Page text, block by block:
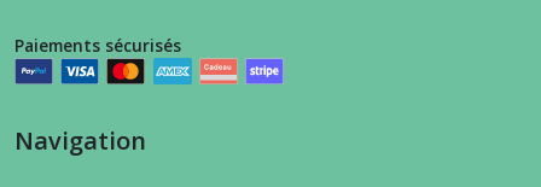
Paiements sécurisés
Navigation